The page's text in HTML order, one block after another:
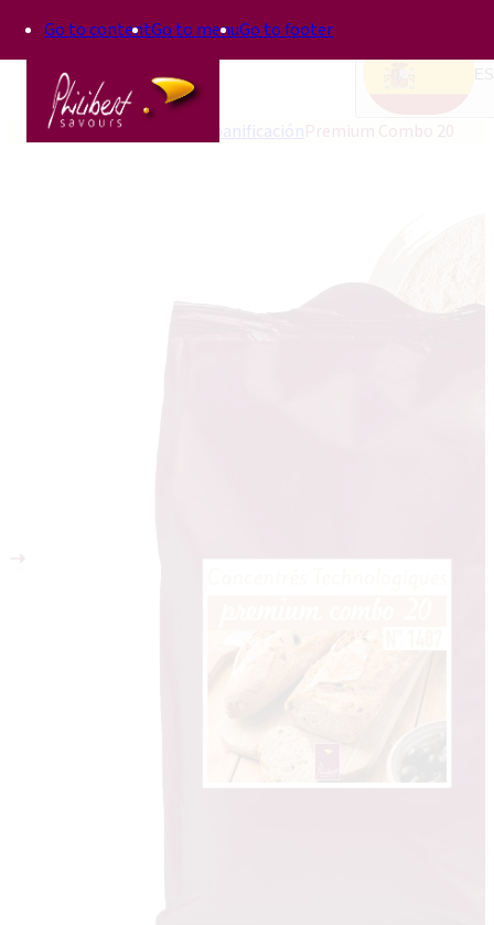
Go to contentGo to menuGo to footer
InicioMejoradores de panificaciónPremium Combo 20